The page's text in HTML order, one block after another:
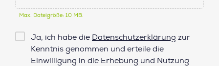
Max. Dateigröße: 10 MB.
Checkbox
Datenschutz*
Ja, ich habe die Datenschutzerklärung zur
Kenntnis genommen und erteile die
Einwilligung in die Erhebung und Nutzung